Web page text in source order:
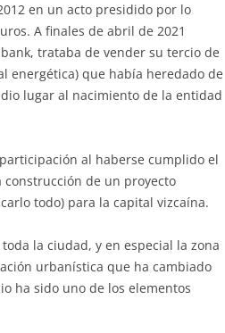
en un acto presidido por lo
A finales de abril de 2021
trataba de vender su tercio de
energética) que había heredado de
lugar al nacimiento de la entidad
al haberse cumplido el
de un proyecto
todo) para la capital vizcaína.
la ciudad, y en especial la zona
urbanística que ha cambiado
ha sido uno de los elementos